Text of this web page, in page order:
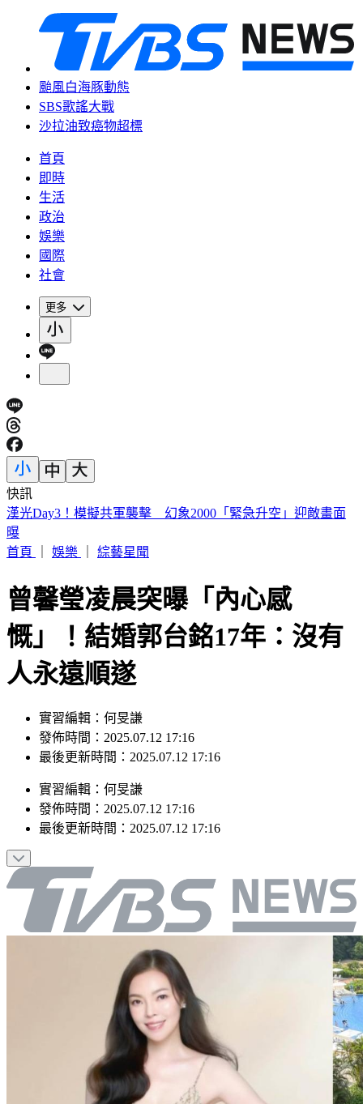
颱風白海豚動態
SBS歌謠大戰
沙拉油致癌物超標
首頁
即時
生活
政治
娛樂
國際
社會
更多
快訊
慈濟遭疫苗詐騙10億！賴瑞隆點名柯志恩：應向陳時中道歉
首頁
曾馨瑩凌晨突曝「內心感
慨」！結婚郭台銘17年：沒有
人永遠順遂
發佈時間：2025.07.12 17:16
最後更新時間：2025.07.12 17:16
發佈時間： 2025.07.12 17:16
最後更新時間：2025.07.12 17:16